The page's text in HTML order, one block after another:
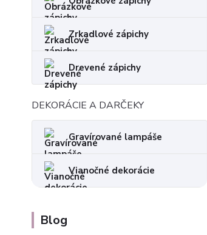
Zrkadlové zápichy
Drevené zápichy
DEKORÁCIE A DARČEKY
Gravírované lampáše
Vianočné dekorácie
Blog